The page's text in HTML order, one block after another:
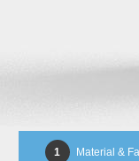
1 Material &